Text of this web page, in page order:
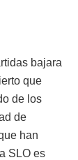
bajara
que
de los
de
han
SLO es